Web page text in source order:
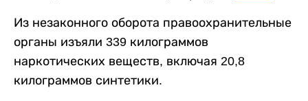
Из незаконного оборота правоохранительные
органы изъяли 339 килограммов
наркотических веществ, включая 20,8
килограммов синтетики.